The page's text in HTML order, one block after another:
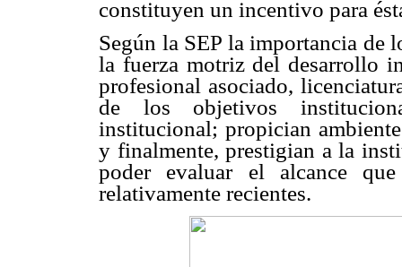
constituyen un incentivo para
Según la SEP la importancia de
la fuerza motriz del desarrollo
profesional asociado,
de los objetivos
institucional; propician
y finalmente, prestigian a la
poder evaluar el alcance
relativamente recientes.